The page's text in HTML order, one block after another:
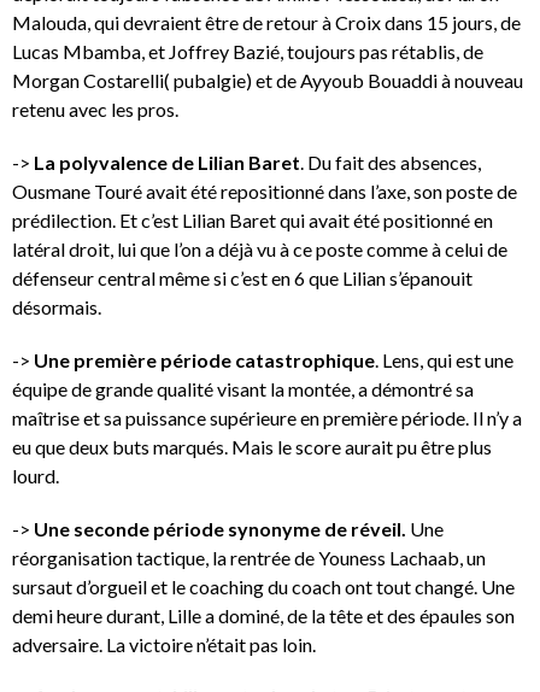
Malouda, qui devraient être de retour à Croix dans 15 jours, de
Lucas Mbamba, et Joffrey Bazié, toujours pas rétablis, de
Morgan Costarelli( pubalgie) et de Ayyoub Bouaddi à nouveau
retenu avec les pros.
-> La polyvalence de Lilian Baret . Du fait des absences,
Ousmane Touré avait été repositionné dans l’axe, son poste de
prédilection. Et c’est Lilian Baret qui avait été positionné en
latéral droit, lui que l’on a déjà vu à ce poste comme à celui de
défenseur central même si c’est en 6 que Lilian s’épanouit
désormais.
-> Une première période catastrophique . Lens, qui est une
équipe de grande qualité visant la montée, a démontré sa
maîtrise et sa puissance supérieure en première période. Il n’y a
eu que deux buts marqués. Mais le score aurait pu être plus
lourd.
-> Une seconde période synonyme de réveil. Une
réorganisation tactique, la rentrée de Youness Lachaab, un
sursaut d’orgueil et le coaching du coach ont tout changé. Une
demi heure durant, Lille a dominé, de la tête et des épaules son
adversaire. La victoire n’était pas loin.